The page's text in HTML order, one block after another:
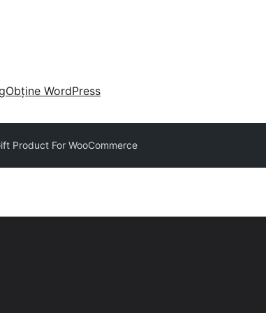
Obține WordPress
Product For WooCommerce